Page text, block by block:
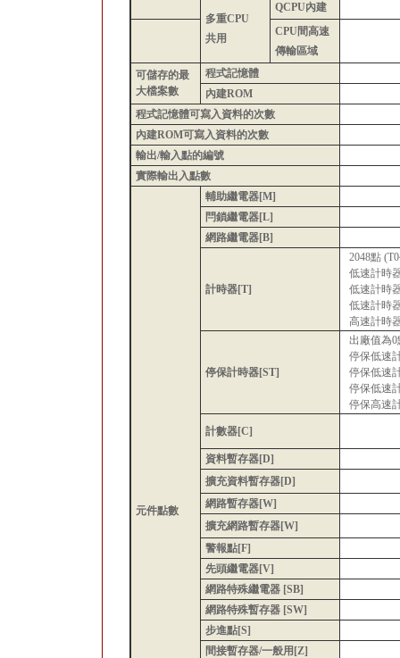
多重CPU
共用
QCPU內建
CPU間高速
傳輸區域
可儲存的最
大檔案數
程式記憶體
內建ROM
程式記憶體可寫入資料的次數
內建ROM可寫入資料的次數
輸出/輸入點的編號
實際輸出入點數
元件點數
輔助繼電器[M]
閂鎖繼電器[L]
網路繼電器[B]
計時器[T]
2048點
低速計時
低速計時
低速計時
高速計時
停保計時器[ST]
出廠值為
停保低速
停保低速
停保低速
停保高速
計數器[C]
資料暫存器[D]
擴充資料暫存器[D]
網路暫存器[W]
擴充網路暫存器[W]
警報點[F]
先頭繼電器[V]
網路特殊繼電器 [SB]
網路特殊暫存器 [SW]
步進點[S]
間接暫存器/一般用[Z]